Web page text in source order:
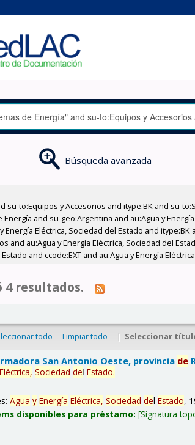
Búsqueda avanzada
to:Equipos y Accesorios and itype:BK and su-
and su-geo:Argentina and au:Agua y
Eléctrica, Sociedad del Estado and
and au:Agua y Energía Eléctrica, Sociedad del
and ccode:EXT and au:Agua y Energía
4 resultados.
todo Limpiar todo | Seleccionar
San Antonio Oeste, provincia de
Eléctrica, Sociedad delEstado.
Agua y Energía Eléctrica, Sociedad delEstado,
disponibles para préstamo: Signatura